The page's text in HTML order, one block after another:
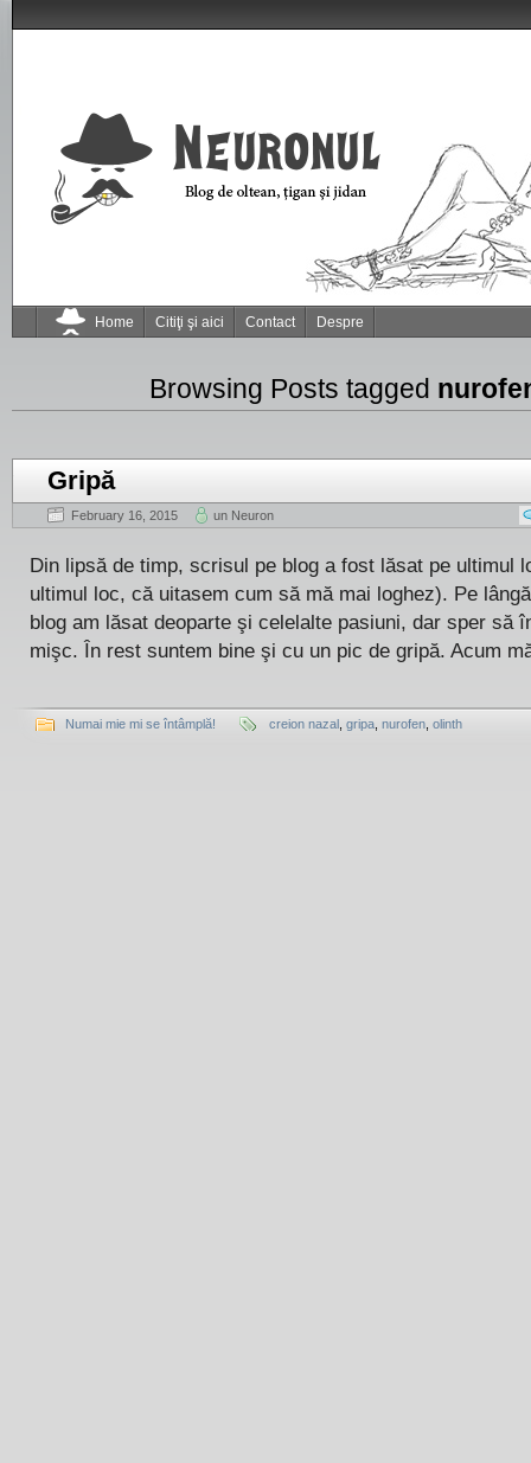
Home Citiţi şi aici Contact Despre
Browsing Posts tagged
Gripă
February 16, 2015 un Neuron
Din lipsă de timp, scrisul pe blog a fost lăsat pe ultimul
ultimul loc, că uitasem cum să mă mai loghez). Pe
blog am lăsat deoparte şi celelalte pasiuni, dar sper să
mişc. În rest suntem bine şi cu un pic de gripă. Acum
Numai mie mi se întâmplă! creion nazal gripa nurofen olinth